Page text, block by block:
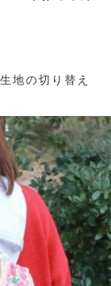
地の切り替え